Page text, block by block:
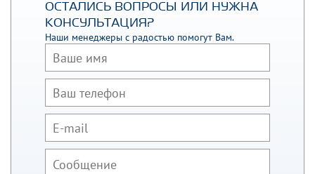
ОСТАЛИСЬ ВОПРОСЫ ИЛИ НУЖНА
КОНСУЛЬТАЦИЯ?
Наши менеджеры с радостью помогут Вам.